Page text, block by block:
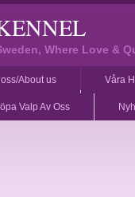
Where Love &
About us Våra
Valp Av Oss